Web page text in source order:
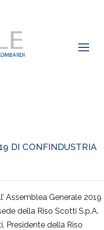
DI CONFINDUSTRIA
Assemblea Generale 2019
della Riso Scotti S.p.A.
Presidente della Riso